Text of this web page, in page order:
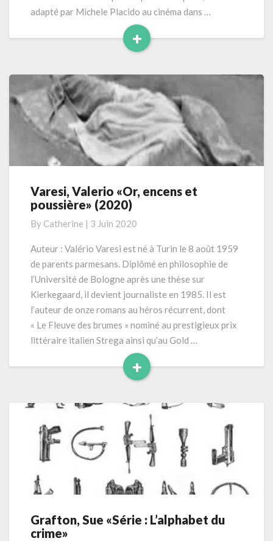
adapté par Michele Placido au cinéma dans …
+
Read
Varesi,
Valerio
encens
et
(2020)
Varesi, Valerio «Or, encens et
poussière» (2020)
By Catherine | 3 Juin 2020
Auteur : Valério Varesi est né à Turin le 8 août 1959
de parents parmesans. Diplômé en philosophie de
l’Université de Bologne après une thèse sur
Kierkegaard, il devient journaliste en 1985. Il est
l’auteur de onze romans au héros récurrent, dont
« Le Fleuve des brumes » nominé au prestigieux prix
littéraire italien Strega ainsi qu’au Gold …
+
Read
Grafton,
Sue
Grafton, Sue «Série : L’alphabet du
crime»